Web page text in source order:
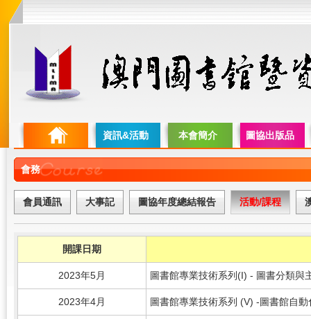
資訊&活動 本會簡介 圖協出版品
會務
會員通訊 大事記 圖協年度總結報告 活動/課程
開課日期
2023年5月 圖書館專業技術系列(I) - 圖書分類與
2023年4月 圖書館專業技術系列 (V) -圖書館自